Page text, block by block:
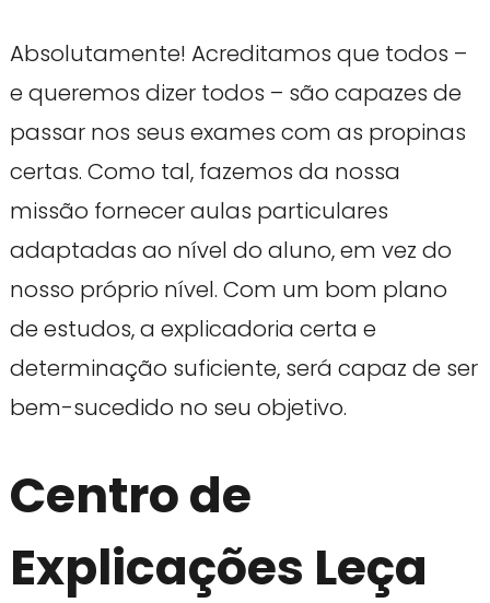
Absolutamente! Acreditamos que todos –
e queremos dizer todos – são capazes de
passar nos seus exames com as propinas
certas. Como tal, fazemos da nossa
missão fornecer aulas particulares
adaptadas ao nível do aluno, em vez do
nosso próprio nível. Com um bom plano
de estudos, a explicadoria certa e
determinação suficiente, será capaz de ser
bem-sucedido no seu objetivo.
Centro de
Explicações Leça